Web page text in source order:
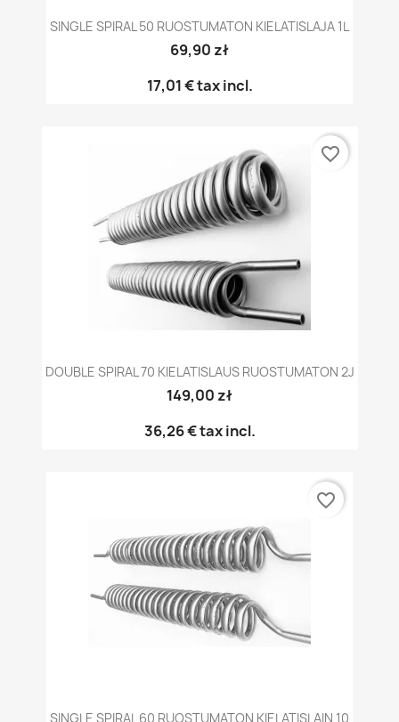
SINGLE SPIRAL 50 RUOSTUMATON KIELATISLAJA 1L
69,90 zł
17,01 €tax incl.
DOUBLE SPIRAL 70 KIELATISLAUS RUOSTUMATON 2J
149,00 zł
36,26 €tax incl.
favorite_border
SINGLE SPIRAL 60 RUOSTUMATON KIELATISLAIN 10
favorite_border